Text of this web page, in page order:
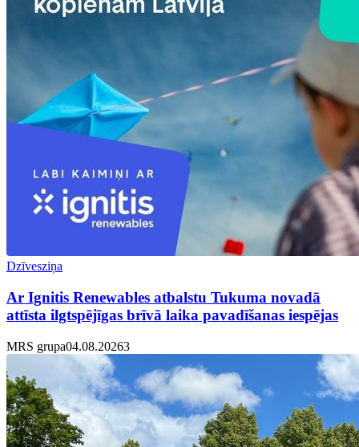
Dzīvesziņa
Ar Ignitis Renewables atbalstu Tukuma novadā
attīsta ilgtspējīgas brīvā laika pavadīšanas iespējas
MRS grupa04.08.20263